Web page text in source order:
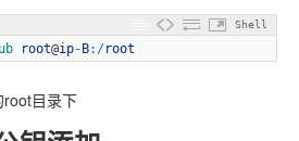
Shell
root@ip- B: /root
root目录下